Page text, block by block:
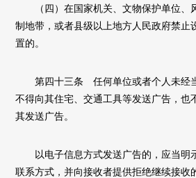
（四）在国家机关、文物保护单位、
制地带，或者县级以上地方人民政府禁止
置的。
第四十三条 任何单位或者个人未经当
不得向其住宅、交通工具等发送广告，也
其发送广告。
以电子信息方式发送广告的，应当明
联系方式，并向接收者提供拒绝继续接收